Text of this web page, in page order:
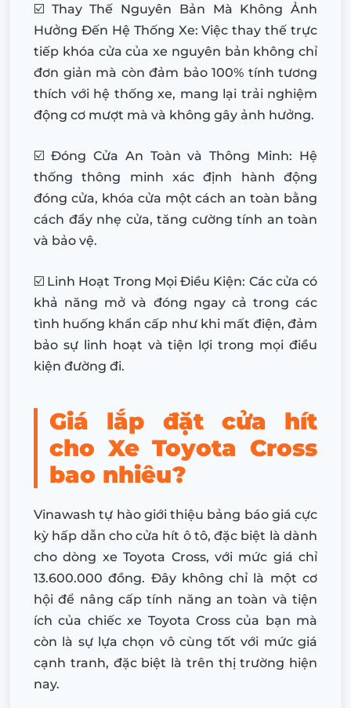
☑️ Thay Thế Nguyên Bản Mà Không Ảnh
Hưởng Đến Hệ Thống Xe: Việc thay thế trực
tiếp khóa cửa của xe nguyên bản không chỉ
đơn giản mà còn đảm bảo 100% tính tương
thích với hệ thống xe, mang lại trải nghiệm
động cơ mượt mà và không gây ảnh hưởng.
☑️ Đóng Cửa An Toàn và Thông Minh: Hệ
thống thông minh xác định hành động
đóng cửa, khóa cửa một cách an toàn bằng
cách đẩy nhẹ cửa, tăng cường tính an toàn
và bảo vệ.
☑️ Linh Hoạt Trong Mọi Điều Kiện: Các cửa có
khả năng mở và đóng ngay cả trong các
tình huống khẩn cấp như khi mất điện, đảm
bảo sự linh hoạt và tiện lợi trong mọi điều
kiện đường đi.
Giá lắp đặt cửa hít
cho Xe Toyota Cross
bao nhiêu?
Vinawash tự hào giới thiệu bảng báo giá cực
kỳ hấp dẫn cho cửa hít ô tô, đặc biệt là dành
cho dòng xe Toyota Cross, với mức giá chỉ
13.600.000 đồng. Đây không chỉ là một cơ
hội để nâng cấp tính năng an toàn và tiện
ích của chiếc xe Toyota Cross của bạn mà
còn là sự lựa chọn vô cùng tốt với mức giá
cạnh tranh, đặc biệt là trên thị trường hiện
nay.